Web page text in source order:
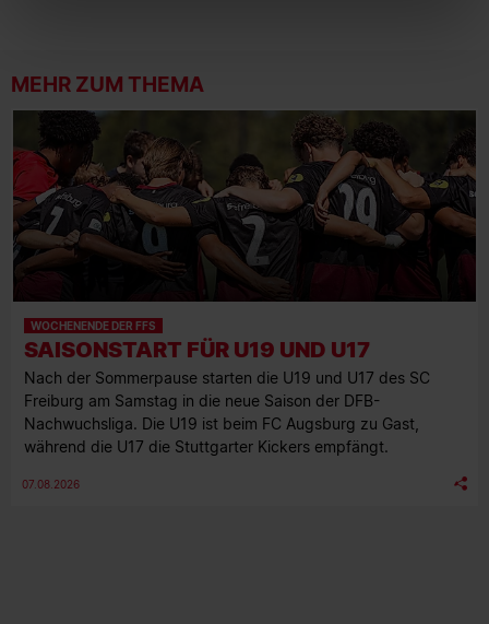
MEHR ZUM THEMA
WOCHENENDE DER FFS
SAISONSTART FÜR U19 UND U17
Nach der Sommerpause starten die U19 und U17 des SC
Freiburg am Samstag in die neue Saison der DFB-
Nachwuchsliga. Die U19 ist beim FC Augsburg zu Gast,
während die U17 die Stuttgarter Kickers empfängt.
07.08.2026